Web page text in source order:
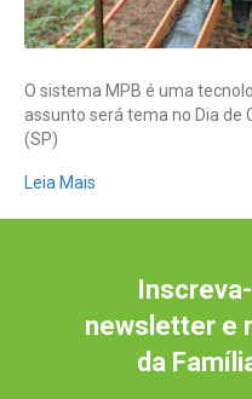
O sistema MPB é uma
assunto será tema no Dia de
(SP)
Leia Mais
newsletter e
da